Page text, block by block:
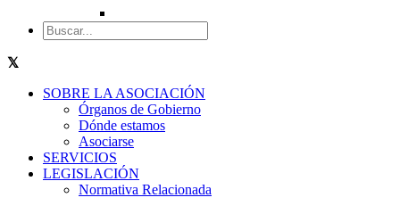
SOBRE LA ASOCIACIÓN
Órganos de Gobierno
Dónde estamos
Asociarse
SERVICIOS
LEGISLACIÓN
Normativa Relacionada